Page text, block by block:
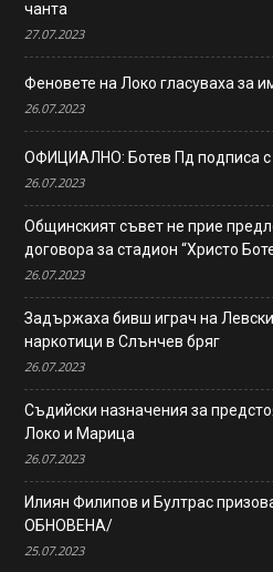
чанта
27.07.2023
Феновете на Локо гласуваха за
26.07.2023
ОФИЦИАЛНО: Ботев Пд подписа с
26.07.2023
Общинският съвет не прие
договора за стадион “Христо
26.07.2023
Задържаха бивш играч на
наркотици в Слънчев бряг
26.07.2023
Съдийски назначения за
Локо и Марица
26.07.2023
Илиян Филипов и Бултрас
ОБНОВЕНА/
25.07.2023